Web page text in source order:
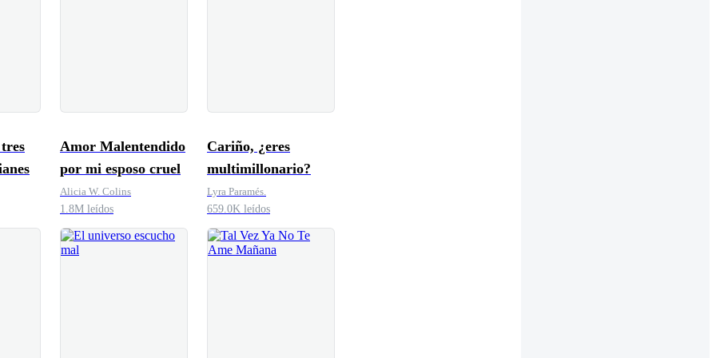
Amor Malentendido
por mi esposo cruel
Alicia W. Colins
1.8M leídos
Cariño, ¿eres
multimillonario?
Lyra Paramés.
659.0K leídos